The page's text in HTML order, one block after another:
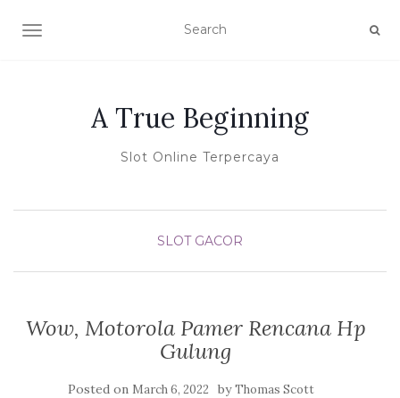
TOGGLE NAVIGATION
A True Beginning
Slot Online Terpercaya
SLOT GACOR
Wow, Motorola Pamer Rencana Hp
Gulung
Posted on March 6, 2022 byThomas Scott